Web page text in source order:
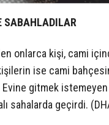
SABAHLADILAR
onlarca kişi, cami
ise cami
gitmek istemeyen
sahalarda geçirdi.